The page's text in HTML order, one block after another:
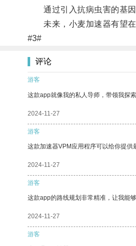
通过引入抗病虫害的基因
未来，小麦加速器有望在
#3#
评论
游客
这款app就像我的私人导师，带领我探索
2024-11-27
游客
这款加速器VPM应用程序可以给你提供
2024-11-27
游客
这款app的路线规划非常精准，让我能
2024-11-27
游客